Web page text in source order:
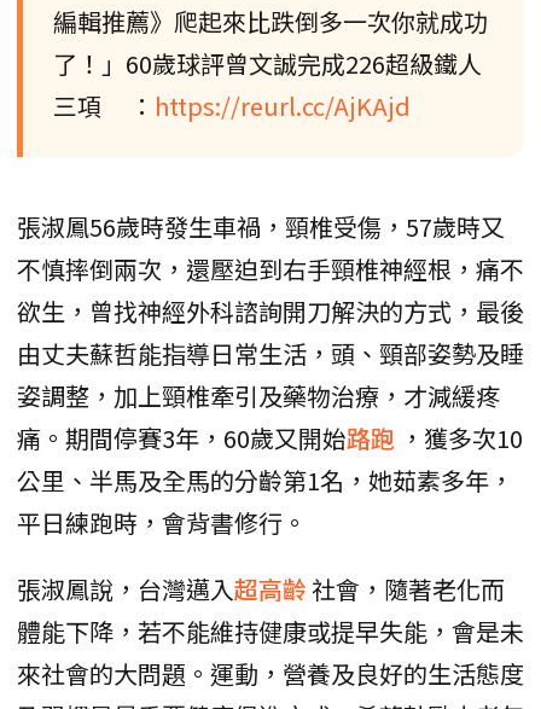
編輯推薦》爬起來比跌倒多一次你就成功
了！」60歲球評曾文誠完成226超級鐵人
三項 ： https://reurl.cc/AjKAjd
張淑鳳56歲時發生車禍，頸椎受傷，57歲時又
不慎摔倒兩次，還壓迫到右手頸椎神經根，痛不
欲生，曾找神經外科諮詢開刀解決的方式，最後
由丈夫蘇哲能指導日常生活，頭、頸部姿勢及睡
姿調整，加上頸椎牽引及藥物治療，才減緩疼
痛。期間停賽3年，60歲又開始路跑 ，獲多次10
公里、半馬及全馬的分齡第1名，她茹素多年，
平日練跑時，會背書修行。
張淑鳳說，台灣邁入超高齡社會，隨著老化而
體能下降，若不能維持健康或提早失能，會是未
來社會的大問題。運動，營養及良好的生活態度